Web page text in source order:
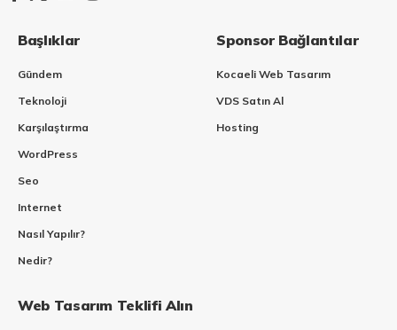
Başlıklar
Gündem
Teknoloji
Karşılaştırma
WordPress
Seo
Internet
Nasıl Yapılır?
Nedir?
Sponsor Bağlantılar
Kocaeli Web Tasarım
VDS Satın Al
Hosting
Web Tasarım Teklifi Alın